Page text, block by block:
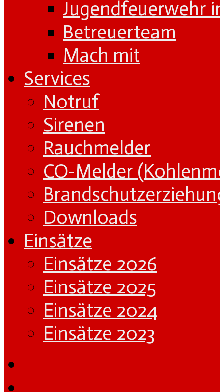
Jugendfeuerwehr
Betreuerteam
Mach mit
Services
Notruf
Sirenen
Rauchmelder
CO-Melder
Downloads
Einsätze
Einsätze 2026
Einsätze 2025
Einsätze 2024
Einsätze 2023